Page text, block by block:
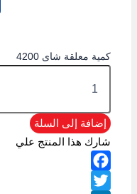
كمية معلقة شاى 4200
إضافة إلى السلة
شارك هذا المنتج علي
Facebook